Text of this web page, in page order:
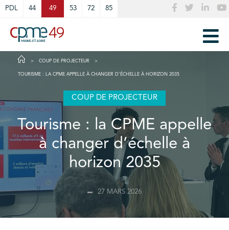
PDL 44 49 53 72 85
COUP DE PROJECTEUR
TOURISME : LA CPME APPELLE À CHANGER D’ÉCHELLE À HORIZON 2035
COUP DE PROJECTEUR
Tourisme : la CPME appelle
à changer d’échelle à
horizon 2035
27 MARS 2026
Cookies management panel